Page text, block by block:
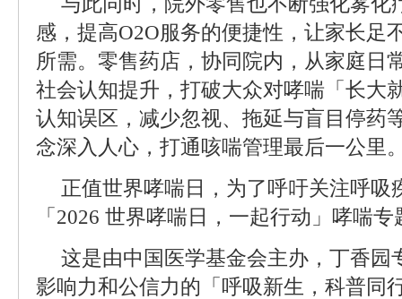
感，提高O2O服务的便捷性，让家长足
所需。零售药店，协同院内，从家庭日
社会认知提升，打破大众对哮喘「长大
认知误区，减少忽视、拖延与盲目停药
念深入人心，打通咳喘管理最后一公里
正值世界哮喘日，为了呼吁关注呼吸
「2026 世界哮喘日，一起行动」哮喘
这是由中国医学基金会主办，丁香园
影响力和公信力的「呼吸新生，科普同